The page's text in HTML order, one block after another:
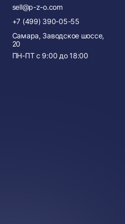
sell@p-z-o.com
+7 (499) 390-05-55
Самара, Заводское шоссе,
20
ПН-ПТ с 9:00 до 18:00